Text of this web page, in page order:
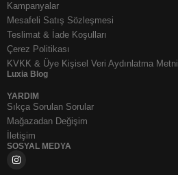
Kampanyalar
Mesafeli Satış Sözleşmesi
Teslimat & İade Koşulları
Çerez Politikası
KVKK & Üye Kişisel Veri Aydınlatma Metni
Luxia Blog
YARDIM
Sıkça Sorulan Sorular
Mağazadan Değişim
İletişim
SOSYAL MEDYA